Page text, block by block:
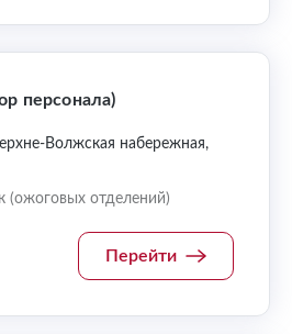
персонала)
Волжская набережная,
(ожоговых отделений)
Перейти